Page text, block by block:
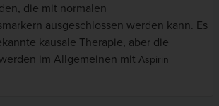
die mit normalen
ausgeschlossen werden kann. Es
kausale Therapie, aber die
im Allgemeinen mit Aspirin